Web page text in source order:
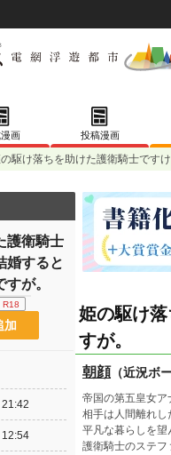
画 投稿漫画
駆け落ちを助けた護衛騎士です
姫の駆け
すが。
朝顔（近況ボ
帝国の第五皇女ア
相手は人間離れし
平凡な暮らしを望
護衛騎士のステ
護衛騎士
婚すると
が。
R18
加